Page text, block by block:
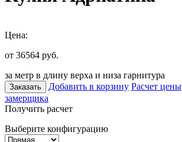
Цена:
от 36564 руб.
за метр в длину верха и низа гарнитура
Заказать Добавить в корзину Расчет цены
замерщика
Получить расчет
Выберите конфигурацию